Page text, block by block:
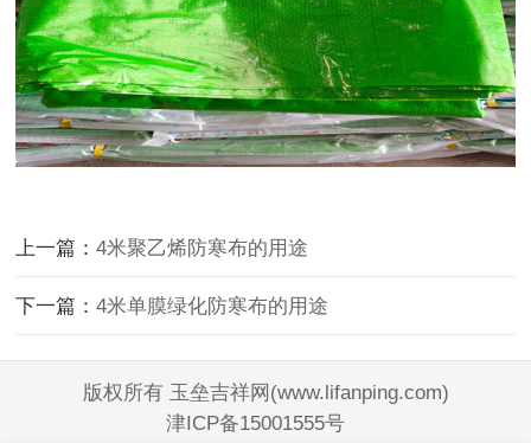
上一篇：4米聚乙烯防寒布的用途
下一篇：4米单膜绿化防寒布的用途
版权所有 玉垒吉祥网(www.lifanping.com)
津ICP备15001555号